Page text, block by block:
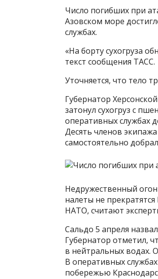
Число погибших при
Азовском море
службах.
«На борту сухогруза
текст сообщения ТАСС.
Уточняется, что тело
Губернатор
затонул сухогруз с
оперативных службах
Десять членов
самостоятельно
Недружественный
налеты не
НАТО, считают
Сальдо 5 апреля
Губернатор отметил,
в нейтральных водах.
В оперативных
побережью